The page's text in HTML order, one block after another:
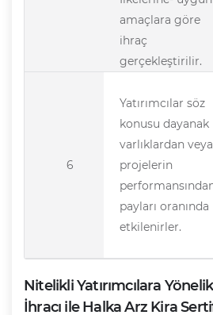
amaçlara göre
ihraç
gerçekleştirilir.
6
Yatırımcılar söz
konusu dayanak
varlıklardan veya
projelerin
payları oranında
etkilenirler.
Nitelikli Yatırımcılara
İhracı ile Halka Arz Kira